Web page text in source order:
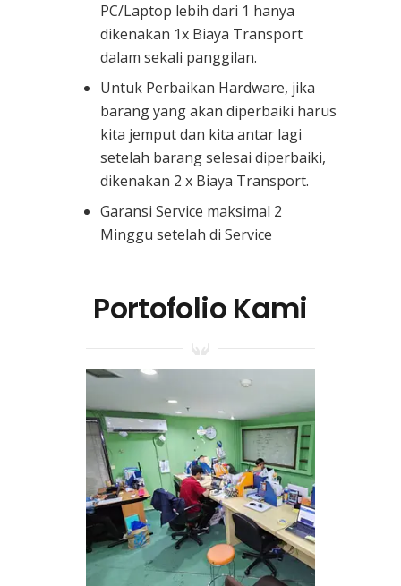
PC/Laptop lebih dari 1 hanya
dikenakan 1x Biaya Transport
dalam sekali panggilan.
Untuk Perbaikan Hardware, jika
barang yang akan diperbaiki harus
kita jemput dan kita antar lagi
setelah barang selesai diperbaiki,
dikenakan 2 x Biaya Transport.
Garansi Service maksimal 2
Minggu setelah di Service
Portofolio Kami